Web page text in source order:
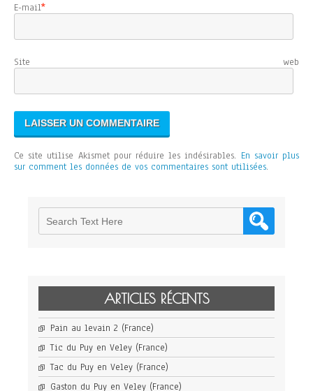
E-mail*
Site web
Ce site utilise Akismet pour réduire les indésirables. En savoir plus
sur comment les données de vos commentaires sont utilisées.
ARTICLES RÉCENTS
Pain au levain 2 (France)
Tic du Puy en Veley (France)
Tac du Puy en Veley (France)
Gaston du Puy en Veley (France)